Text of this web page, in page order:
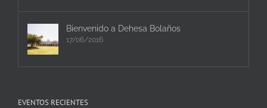
Bienvenido a Dehesa Bolaños
17/06/2016
EVENTOS RECIENTES